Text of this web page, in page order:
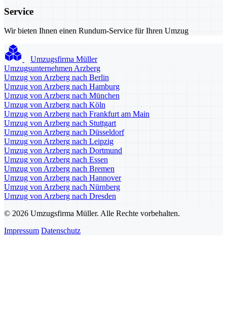
Service
Wir bieten Ihnen einen Rundum-Service für Ihren Umzug
Umzugsfirma Müller
Umzugsunternehmen Arzberg
Umzug von Arzberg nach Berlin
Umzug von Arzberg nach Hamburg
Umzug von Arzberg nach München
Umzug von Arzberg nach Köln
Umzug von Arzberg nach Frankfurt am Main
Umzug von Arzberg nach Stuttgart
Umzug von Arzberg nach Düsseldorf
Umzug von Arzberg nach Leipzig
Umzug von Arzberg nach Dortmund
Umzug von Arzberg nach Essen
Umzug von Arzberg nach Bremen
Umzug von Arzberg nach Hannover
Umzug von Arzberg nach Nürnberg
Umzug von Arzberg nach Dresden
© 2026 Umzugsfirma Müller. Alle Rechte vorbehalten.
Impressum Datenschutz